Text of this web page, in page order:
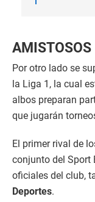
AMISTOSOS
Por otro lado se
la Liga 1, la cual
albos preparan
que jugarán
El primer rival de
conjunto del Sport
oficiales del club,
Deportes.